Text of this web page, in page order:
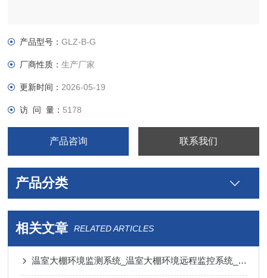
产品型号：GLZ-B-G
厂商性质：生产厂家
更新时间： 2026-05-19
访 问 量： 5178
产品咨询 联系我们
产品分类
相关文章 RELATED ARTICLES
温室大棚环境监测系统_温室大棚环境远程监控系统_解决方案